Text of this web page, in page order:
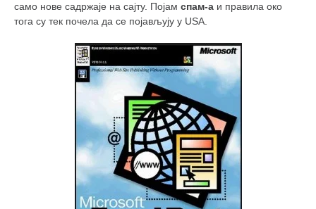
само нове садржаје на сајту. Појам спам-а и правила око
тога су тек почела да се појављују у USA.